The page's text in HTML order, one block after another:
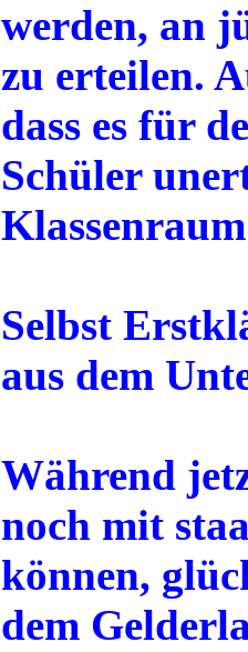
werden, an
zu erteilen.
dass es für
Schüler
Selbst
aus dem
Während
noch mit
können,
dem